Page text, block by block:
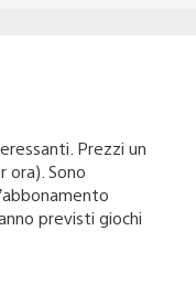
Prezzi un
ora). Sono
previsti giochi